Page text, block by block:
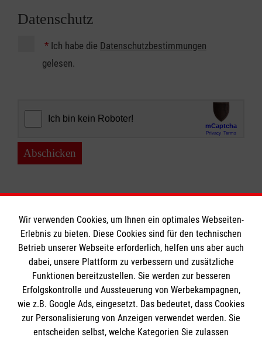
Datenschutz
* Ich habe die Datenschutzbestimmungen
gelesen.
Abschicken
Informationen
Impressum
Datenschutz
Barrierefreiheit
Die Malteser
Wir verwenden Cookies, um Ihnen ein optimales Webseiten-
Erlebnis zu bieten. Diese Cookies sind für den technischen
Betrieb unserer Webseite erforderlich, helfen uns aber auch
dabei, unsere Plattform zu verbessern und zusätzliche
Funktionen bereitzustellen. Sie werden zur besseren
Erfolgskontrolle und Aussteuerung von Werbekampagnen,
wie z.B. Google Ads, eingesetzt. Das bedeutet, dass Cookies
zur Personalisierung von Anzeigen verwendet werden. Sie
entscheiden selbst, welche Kategorien Sie zulassen